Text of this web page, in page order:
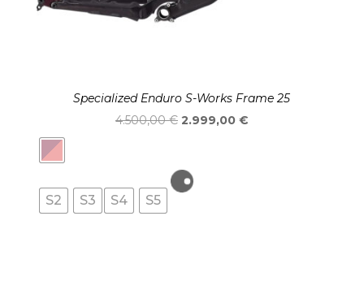
Specialized Enduro S-Works Frame 25
4.500,00€ El
era:
2.999,00 €El
S2 S3 S4 S5